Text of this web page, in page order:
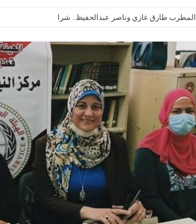
المطرب طارق غازي وناصر عبدالحفيظ.. شراكة فنية ترسم ملامح